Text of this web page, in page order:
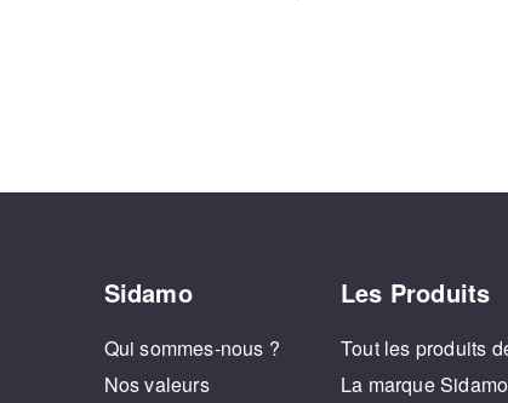
Sidamo
Qui sommes-nous ?
Nos valeurs
Les Produits
Tout les produits
La marque Sidamo